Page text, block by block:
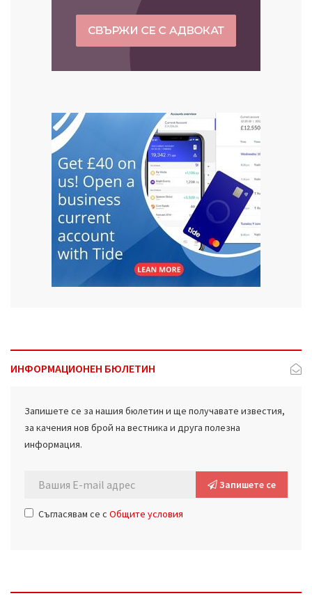
ИНФОРМАЦИОНЕН БЮЛЕТИН
Запишете се за нашия бюлетин и ще получавате известия,
за качения нов брой на вестника и друга полезна
информация.
Запишете се
Съгласявам се с Общите условия